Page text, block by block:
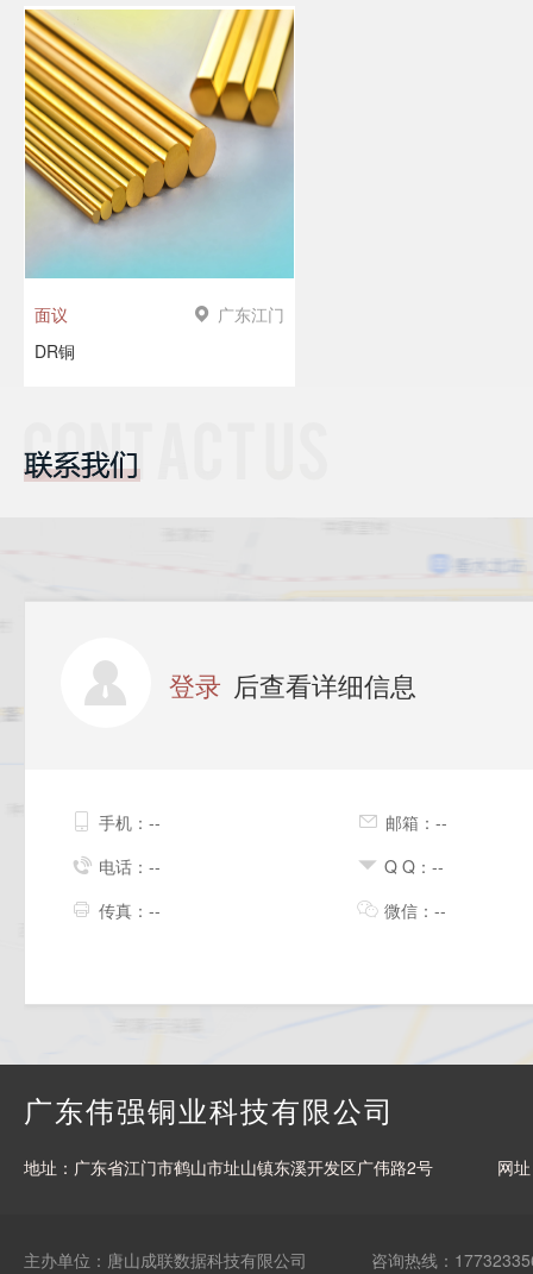
面议
广东江门
DR铜
登录 后查看详细信息
手机：--
邮箱：--
电话：--
Q Q：--
传真：--
微信：--
广东伟强铜业科技有限公司
地址：广东省江门市鹤山市址山镇东溪开发区广伟路2号 网
主办单位：唐山成联数据科技有限公司 咨询热线：